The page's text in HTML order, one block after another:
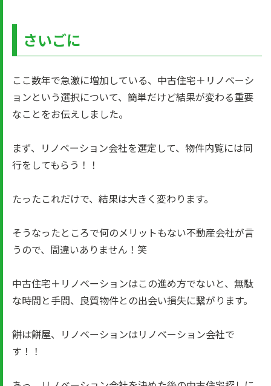
さいごに
ここ数年で急激に増加している、中古住宅＋リノベーシ
ョンという選択について、簡単だけど結果が変わる重要
なことをお伝えしました。
まず、リノベーション会社を選定して、物件内覧には同
行をしてもらう！！
たったこれだけで、結果は大きく変わります。
そうなったところで何のメリットもない不動産会社が言
うので、間違いありません！笑
中古住宅＋リノベーションはこの進め方でないと、無駄
な時間と手間、良質物件との出会い損失に繋がります。
餅は餅屋、リノベーションはリノベーション会社で
す！！